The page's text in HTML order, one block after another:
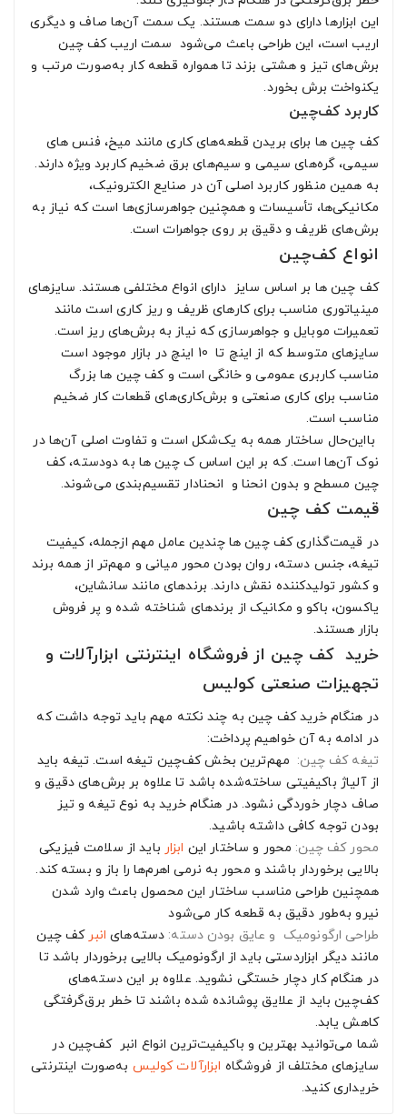
این ابزارها دارای دو سمت هستند. یک سمت آن‌ها صاف و دیگری
اریب است، این طراحی باعث می‌شود سمت اریب کف چین
برش‌های تیز و هشتی بزند تا همواره قطعه کار به‌صورت مرتب و
یکنواخت برش بخورد.
کاربرد کف‌چین
کف چین ها برای بریدن قطعه‌های کاری مانند میخ، فنس های
سیمی، گره‌های سیمی و سیم‌های برق ضخیم کاربرد ویژه دارند.
به همین منظور کاربرد اصلی آن در صنایع الکترونیک،
مکانیکی‌ها، تأسیسات و همچنین جواهرسازی‌ها است که نیاز به
برش‌های ظریف و دقیق بر روی جواهرات است.
انواع کف‌چین
کف چین ها بر اساس سایز دارای انواع مختلفی هستند. سایزهای
مینیاتوری مناسب برای کارهای ظریف و ریز کاری است مانند
تعمیرات موبایل و جواهرسازی که نیاز به برش‌های ریز است.
سایزهای متوسط که از اینچ تا 10 اینچ در بازار موجود است
مناسب کاربری عمومی و خانگی است و کف چین ها بزرگ
مناسب برای کاری صنعتی و برش‌کاری‌های قطعات کار ضخیم
مناسب است.
بااین‌حال ساختار همه به یک‌شکل است و تفاوت اصلی آن‌ها در
نوک آن‌ها است. که بر این اساس ک چین ها به دودسته، کف
چین مسطح و بدون انحنا و انحنادار تقسیم‌بندی می‌شوند.
قیمت کف چین
در قیمت‌گذاری کف چین ها چندین عامل مهم ازجمله، کیفیت
تیغه، جنس دسته، روان بودن محور میانی و مهم‌تر از همه برند
و کشور تولیدکننده نقش دارند. برندهای مانند سانشاین،
یاکسون، باکو و مکانیک از برندهای شناخته شده و پر فروش
بازار هستند.
خرید کف چین از فروشگاه اینترنتی ابزارآلات و
تجهیزات صنعتی کولیس
در هنگام خرید کف چین به چند نکته مهم باید توجه داشت که
در ادامه به آن خواهیم پرداخت:
تیغه کف چین: مهم‌ترین بخش کف‌چین تیغه است. تیغه باید
از آلیاژ باکیفیتی ساخته‌شده باشد تا علاوه بر برش‌های دقیق و
صاف دچار خوردگی نشود. در هنگام خرید به نوع تیغه و تیز
بودن توجه کافی داشته باشید.
محور کف چین: محور و ساختار این ابزار باید از سلامت فیزیکی
بالایی برخوردار باشند و محور به نرمی اهرم‌ها را باز و بسته کند.
همچنین طراحی مناسب ساختار این محصول باعث وارد شدن
نیرو به‌طور دقیق به قطعه کار می‌شود
طراحی ارگونومیک و عایق بودن دسته: دسته‌های انبر کف چین
مانند دیگر ابزاردستی باید از ارگونومیک بالایی برخوردار باشد تا
در هنگام کار دچار خستگی نشوید. علاوه بر این دسته‌های
کف‌چین باید از علایق پوشانده شده باشند تا خطر برق‌گرفتگی
کاهش یابد.
شما می‌توانید بهترین و باکیفیت‌ترین انواع انبر کف‌چین در
سایزهای مختلف از فروشگاه ابزارآلات کولیس به‌صورت اینترنتی
خریداری کنید.